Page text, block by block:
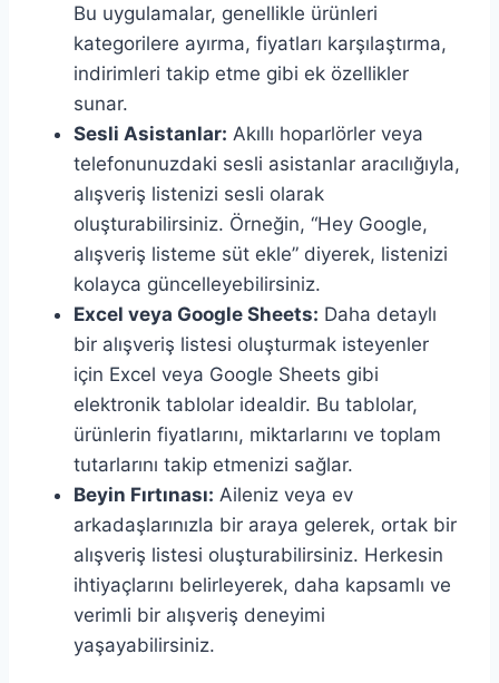
Bu uygulamalar, genellikle ürünleri
kategorilere ayırma, fiyatları karşılaştırma,
indirimleri takip etme gibi ek özellikler
sunar.
Sesli Asistanlar: Akıllı hoparlörler veya
telefonunuzdaki sesli asistanlar aracılığıyla,
alışveriş listenizi sesli olarak
oluşturabilirsiniz. Örneğin, “Hey Google,
alışveriş listeme süt ekle” diyerek, listenizi
kolayca güncelleyebilirsiniz.
Excel veya Google Sheets: Daha detaylı
bir alışveriş listesi oluşturmak isteyenler
için Excel veya Google Sheets gibi
elektronik tablolar idealdir. Bu tablolar,
ürünlerin fiyatlarını, miktarlarını ve toplam
tutarlarını takip etmenizi sağlar.
Beyin Fırtınası: Aileniz veya ev
arkadaşlarınızla bir araya gelerek, ortak bir
alışveriş listesi oluşturabilirsiniz. Herkesin
ihtiyaçlarını belirleyerek, daha kapsamlı ve
verimli bir alışveriş deneyimi
yaşayabilirsiniz.